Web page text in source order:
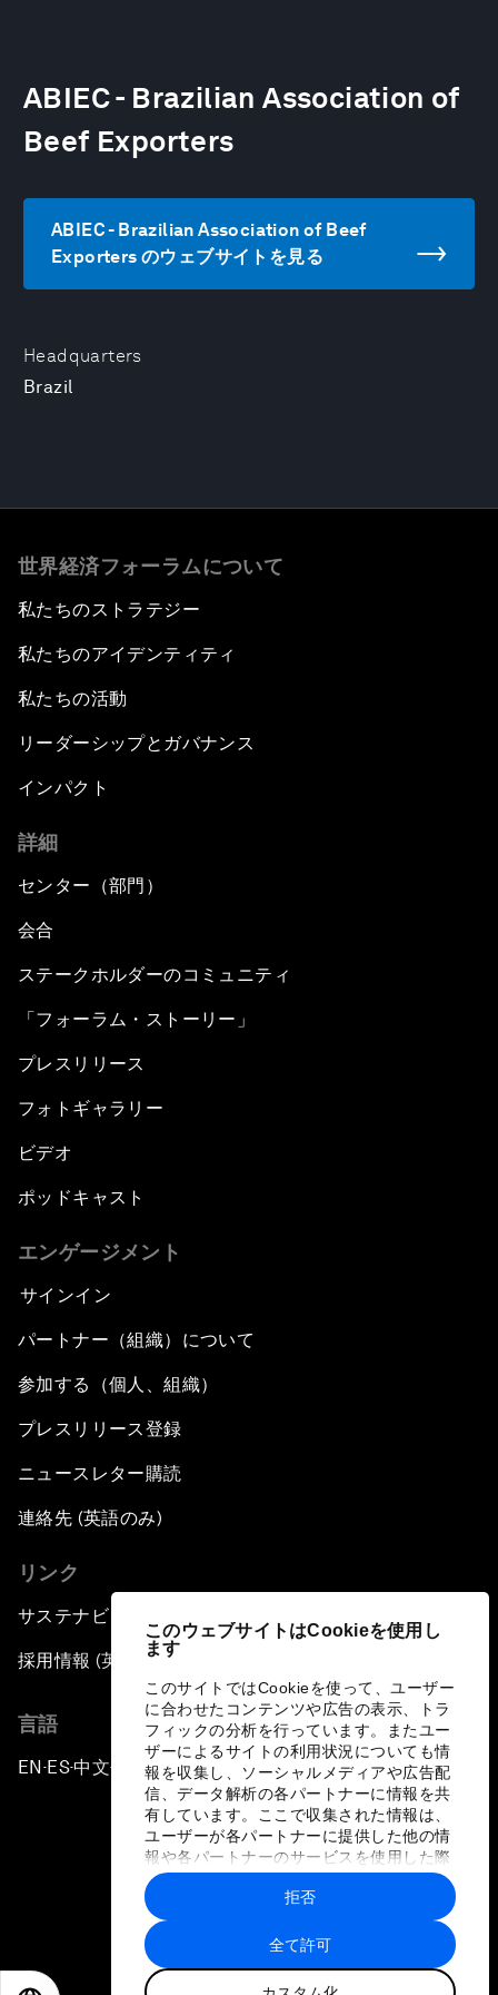
このウェブサイトはCookieを使用し
ます
このサイトではCookieを使って、ユーザー
に合わせたコンテンツや広告の表示、トラ
フィックの分析を行っています。またユー
ザーによるサイトの利用状況についても情
報を収集し、ソーシャルメディアや広告配
信、データ解析の各パートナーに情報を共
有しています。ここで収集された情報は、
ユーザーが各パートナーに提供した他の情
報や各パートナーのサービスを使用した際
に収集された情報と組み合わされ、各パー
トナーによって使用されることがありま
す。
全て許可
拒否
Headquarters
Brazil
ABIEC - Brazilian Association of
Beef Exporters
ABIEC - Brazilian Association of Beef
Exporters のウェブサイトを見る
世界経済フォーラムについて
私たちのストラテジー
私たちのアイデンティティ
私たちの活動
リーダーシップとガバナンス
インパクト
詳細
センター（部門）
会合
ステークホルダーのコミュニティ
「フォーラム・ストーリー」
プレスリリース
フォトギャラリー
ビデオ
ポッドキャスト
エンゲージメント
サインイン
パートナー（組織）について
参加する（個人、組織）
プレスリリース登録
ニュースレター購読
連絡先 (英語のみ)
リンク
サステナビリティへの取り組み
採用情報 (英語のみ)
言語
EN ▪ES▪中文▪ 日本語
プライバシーポリシーと利用規約
サイトマップ